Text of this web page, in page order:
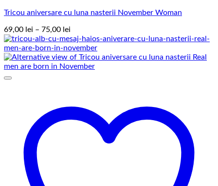
Tricou aniversare cu luna nasterii November Woman
69,00 lei – 75,00 lei
de
prețuri:
69,00 lei
până